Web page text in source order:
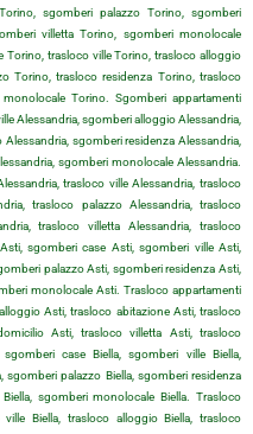
sgomberi palazzo Torino, sgomberi
villetta Torino, sgomberi monolocale
trasloco ville Torino, trasloco alloggio
Torino, trasloco residenza Torino, trasloco
Torino. Sgomberi appartamenti
Alessandria, sgomberi alloggio Alessandria,
sgomberi residenza Alessandria,
sgomberi monolocale Alessandria.
trasloco ville Alessandria, trasloco
trasloco palazzo Alessandria, trasloco
trasloco villetta Alessandria, trasloco
sgomberi case Asti, sgomberi ville Asti,
palazzo Asti, sgomberi residenza Asti,
monolocale Asti. Trasloco appartamenti
Asti, trasloco abitazione Asti, trasloco
Asti, trasloco villetta Asti, trasloco
case Biella, sgomberi ville Biella,
sgomberi palazzo Biella, sgomberi residenza
sgomberi monolocale Biella. Trasloco
Biella, trasloco alloggio Biella, trasloco